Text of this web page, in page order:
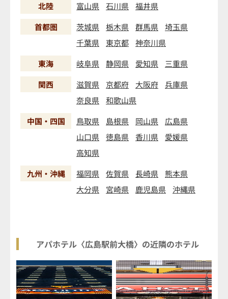
北陸
富山県 石川県
福井県
首都圏
茨城県 栃木県 群馬県
埼玉県
千葉県
東京都
神奈川県
東海
岐阜県 静岡県 愛知県
三重県
関西
滋賀県 京都府 大阪府
兵庫県
奈良県
和歌山県
中国・四国
鳥取県 島根県 岡山県
広島県
山口県
徳島県 香川県
愛媛県
高知県
九州・沖縄
福岡県 佐賀県 長崎県
熊本県
大分県
宮崎県 鹿児島県 沖縄県
アパホテル〈広島駅前大橋〉の近隣のホテル